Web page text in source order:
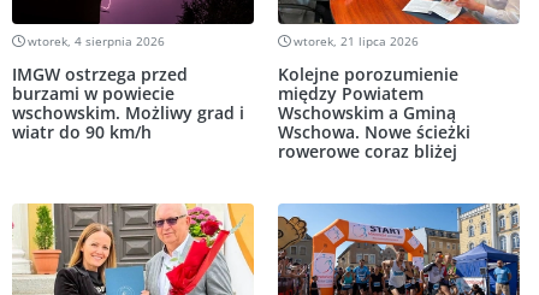
wtorek, 4 sierpnia 2026
IMGW ostrzega przed
burzami w powiecie
wschowskim. Możliwy grad i
wiatr do 90 km/h
wtorek, 21 lipca 2026
Kolejne porozumienie
między Powiatem
Wschowskim a Gminą
Wschowa. Nowe ścieżki
rowerowe coraz bliżej